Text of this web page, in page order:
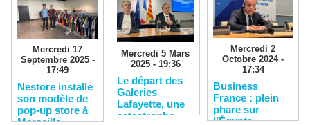
Mercredi 17
Septembre 2025 -
17:49
Nestore installe
son modèle de
pop-up store à
Marseille
Mercredi 5 Mars
2025 - 19:36
​Le départ des
Galeries
Lafayette, une
catastrophe
Mercredi 2
Octobre 2024 -
17:34
​Business
France : plein
phare sur
l’Égypte